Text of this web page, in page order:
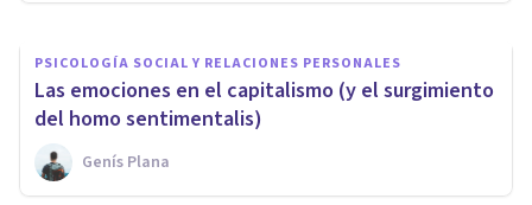
PSICOLOGÍA SOCIAL Y RELACIONES PERSONALES
Las emociones en el capitalismo (y el surgimiento
del homo sentimentalis)
Genís Plana